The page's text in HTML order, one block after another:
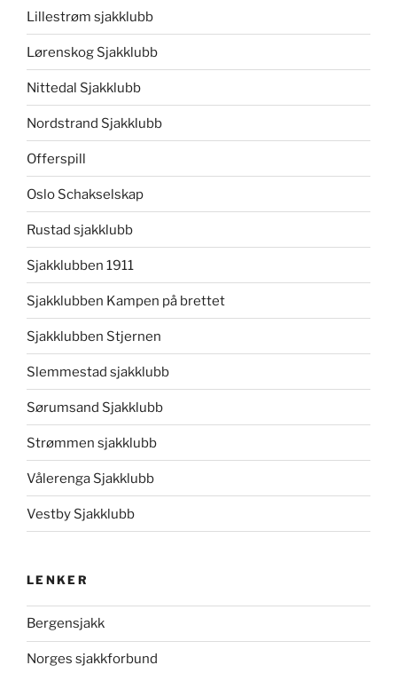
Lillestrøm sjakklubb
Lørenskog Sjakklubb
Nittedal Sjakklubb
Nordstrand Sjakklubb
Offerspill
Oslo Schakselskap
Rustad sjakklubb
Sjakklubben 1911
Sjakklubben Kampen på brettet
Sjakklubben Stjernen
Slemmestad sjakklubb
Sørumsand Sjakklubb
Strømmen sjakklubb
Vålerenga Sjakklubb
Vestby Sjakklubb
LENKER
Bergensjakk
Norges sjakkforbund